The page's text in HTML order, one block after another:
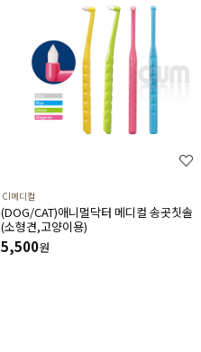
CI메디컬
(DOG/CAT)애니멀닥터 메디컬 송곳칫솔
(소형견,고양이용)
5,500원